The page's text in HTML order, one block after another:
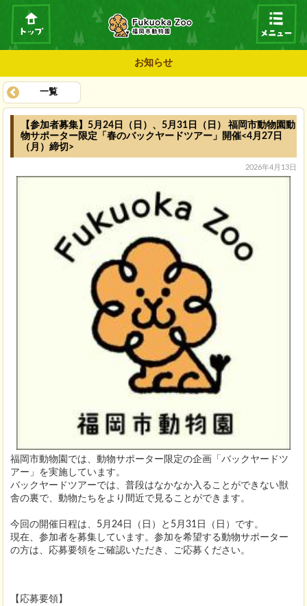
お知らせ
一覧
【参加者募集】5月24日（日）、5月31日（日） 福岡市動物園動
物サポーター限定「春のバックヤードツアー」開催<4月27日
（月）締切>
2026年4月13日
福岡市動物園では、動物サポーター限定の企画「バックヤードツ
アー」を実施しています。
バックヤードツアーでは、普段はなかなか入ることができない獣
舎の裏で、動物たちをより間近で見ることができます。
今回の開催日程は、5月24日（日）と5月31日（日）です。
現在、参加者を募集しています。参加を希望する動物サポーター
の方は、応募要領をご確認いただき、ご応募ください。
【応募要領】